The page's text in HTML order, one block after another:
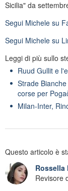
Sicilia" da
Segui Michele su
Segui Michele su
Leggi di più sullo
Ruud Gullit e
Strade
corse per
Milan-Inter,
Questo articolo è
Rossella
Revisore